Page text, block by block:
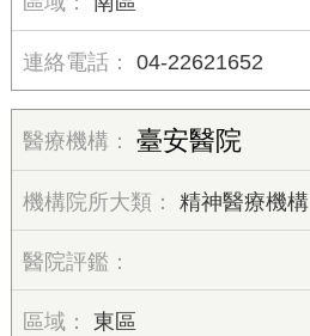
04-22621652
臺安醫院
精神醫療機構
東區